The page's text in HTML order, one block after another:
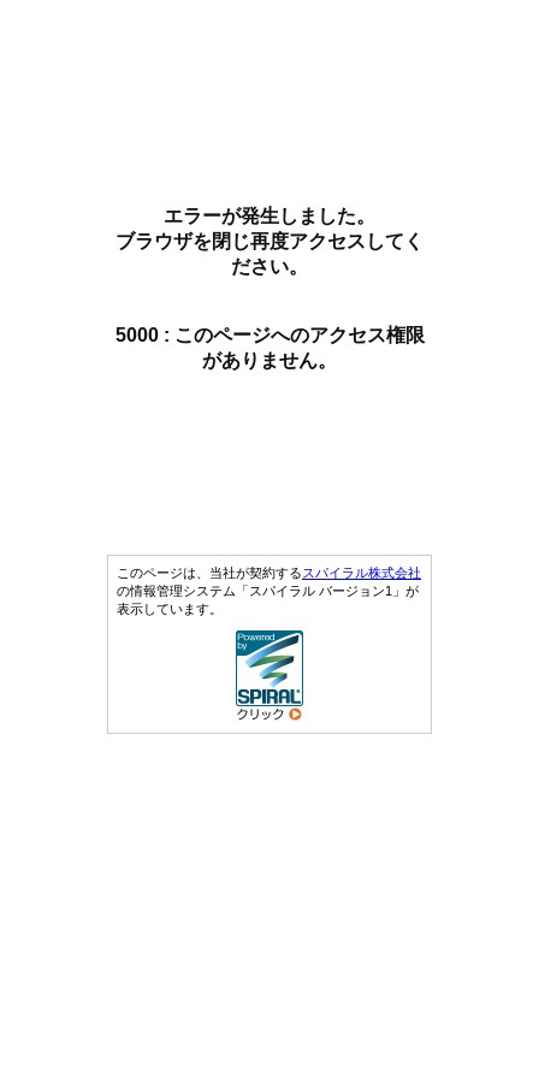
エラーが発生しました。
ブラウザを閉じ再度アクセスしてく
ださい。
5000 : このページへのアクセス権限
がありません。
このページは、当社が契約するスパイラル株式会社
の情報管理システム「スパイラル バージョン1」が
表示しています。